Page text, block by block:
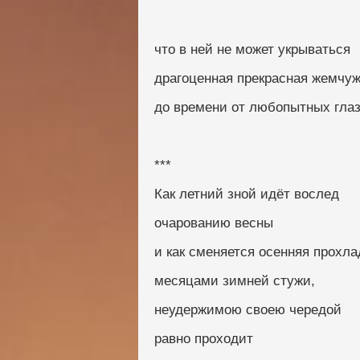
что в ней не может укрываться
драгоценная прекрасная
до времени от любопытных
***
Как летний зной идёт вослед
очарованию весны
и как сменяется осенняя
месяцами зимней стужи,
неудержимою своею чередой
равно проходит